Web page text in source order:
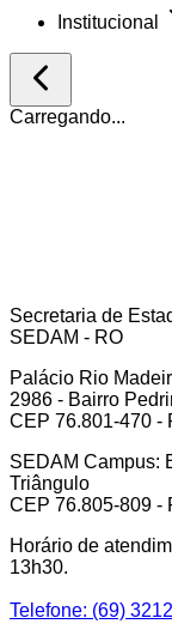
Institucional
Carregando...
Secretaria de
SEDAM - RO
Palácio Rio
2986 - Bairro
CEP 76.801-470 -
SEDAM Campus:
Triângulo
CEP 76.805-809 -
Horário de
13h30.
Telefone: (69)